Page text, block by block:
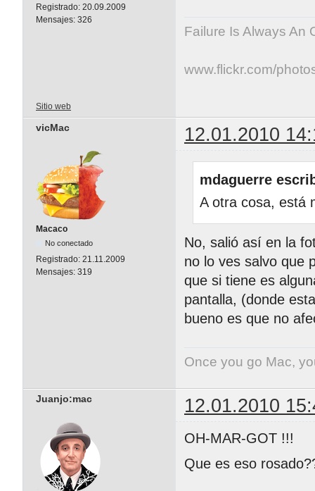
Registrado: 20.09.2009
Mensajes: 326
Failure Is Always An
www.flickr.com/
Sitio web
vicMac 12.01.2010
Macaco
No conectado
Registrado: 21.11.2009
Mensajes: 319
mdaguerre
A otra cosa, está
No, salió así en la
no lo ves salvo que
que si tiene es
pantalla, (donde
bueno es que no
Once you go Mac,
Juanjo:mac 12.01.2010
OH-MAR-GOT !!!
Que es eso